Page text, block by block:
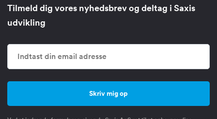
Tilmeld dig vores nyhedsbrev og deltag i Saxis
udvikling